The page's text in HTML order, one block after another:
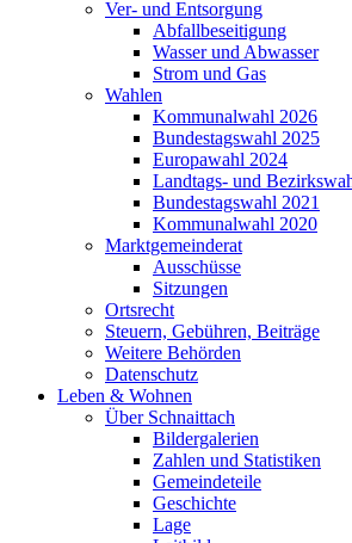
Ver- und Entsorgung
Abfallbeseitigung
Wasser und Abwasser
Strom und Gas
Wahlen
Kommunalwahl 2026
Bundestagswahl 2025
Europawahl 2024
Landtags- und
Bundestagswahl 2021
Kommunalwahl 2020
Marktgemeinderat
Ausschüsse
Sitzungen
Ortsrecht
Steuern, Gebühren, Beiträge
Weitere Behörden
Datenschutz
Leben & Wohnen
Über Schnaittach
Bildergalerien
Zahlen und Statistiken
Gemeindeteile
Geschichte
Lage